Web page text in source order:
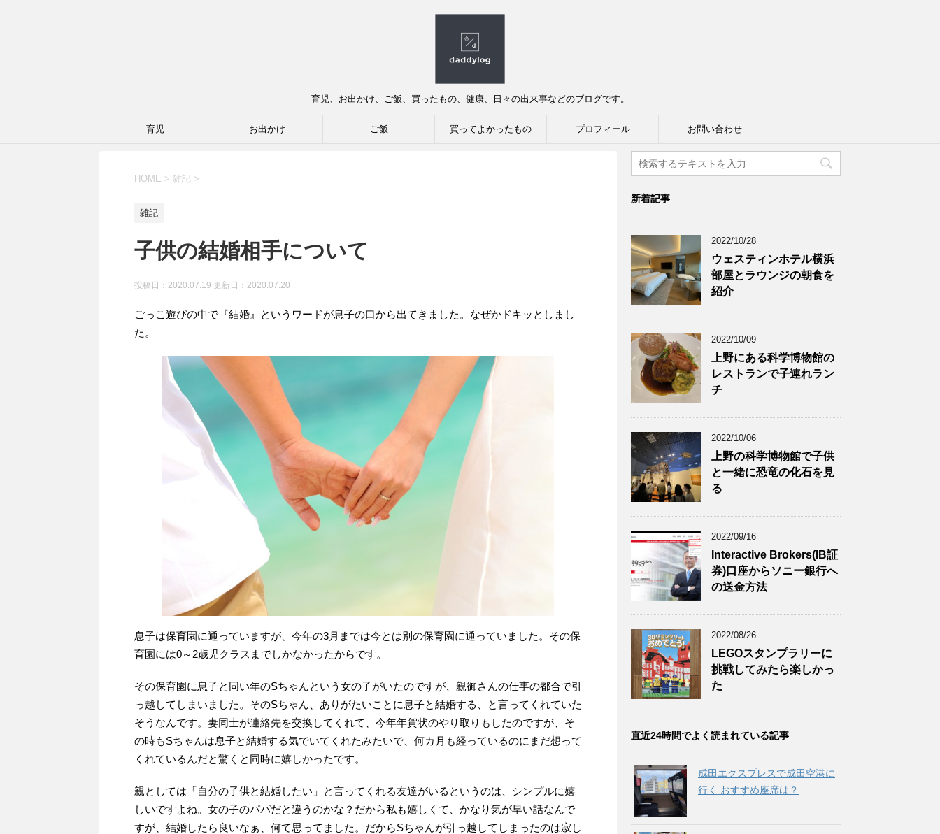
育児、お出かけ、ご飯、買ったもの、健康、日々の出来事などのブログです。
育児 お出かけ ご飯 買ってよかったもの プロフィール お問い合わせ
HOME > 雑記 >
雑記
子供の結婚相手について
投稿日：2020.07.19 更新日： 2020.07.20
ごっこ遊びの中で『結婚』というワードが息子の口から出てきました。なぜかドキッとしまし
た。
息子は保育園に通っていますが、今年の3月までは今とは別の保育園に通っていました。その保
育園には0～2歳児クラスまでしかなかったからです。
その保育園に息子と同い年のSちゃんという女の子がいたのですが、親御さんの仕事の都合で引
っ越してしまいました。そのSちゃん、ありがたいことに息子と結婚する、と言ってくれていた
そうなんです。妻同士が連絡先を交換してくれて、今年年賀状のやり取りもしたのですが、そ
の時もSちゃんは息子と結婚する気でいてくれたみたいで、何カ月も経っているのにまだ想って
くれているんだと驚くと同時に嬉しかったです。
親としては「自分の子供と結婚したい」と言ってくれる友達がいるというのは、シンプルに嬉
しいですよね。女の子のパパだと違うのかな？だから私も嬉しくて、かなり気が早い話なんで
すが、結婚したら良いなぁ、何て思ってました。だからSちゃんが引っ越してしまったのは寂し
新着記事
2022/10/28
ウェスティンホテル横浜
部屋とラウンジの朝食を
紹介
2022/10/09
上野にある科学博物館の
レストランで子連れラン
チ
2022/10/06
上野の科学博物館で子供
と一緒に恐竜の化石を見
る
2022/09/16
Interactive Brokers(IB証
券)口座からソニー銀行へ
の送金方法
2022/08/26
LEGOスタンプラリーに
挑戦してみたら楽しかっ
た
直近24時間でよく読まれている記事
成田エクスプレスで成田空港に
行く おすすめ座席は？